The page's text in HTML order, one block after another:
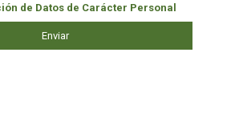
de Datos de Carácter Personal